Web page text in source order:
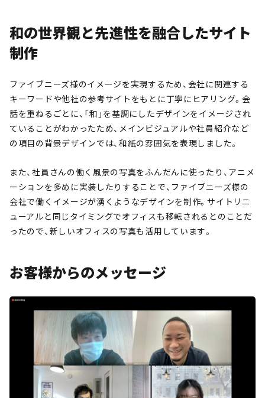
和の世界観と先進性を融合したサイト
制作
ファイブニーズ様のイメージを実現するため、会社に関連する
キーワードや他社の参考サイトをもとに丁寧にヒアリング。会
話を重ねるごとに、「和」を基調にしたデザインをイメージされ
ていることがわかったため、メインビジュアルや社員紹介など
の項目の背景デザインでは、和紙の雰囲気を表現しました。
また、社員さんの働く風景の写真をふんだんに使ったり、アニメ
ーションを多めに実装したりすることで、ファイブニーズ様の
会社で働くイメージが湧くようなデザインを制作。サイトリニ
ューアルと同じタイミングでオフィスも移転されるとのことだ
ったので、新しいオフィスの写真も活用しています。
お客様からのメッセージ